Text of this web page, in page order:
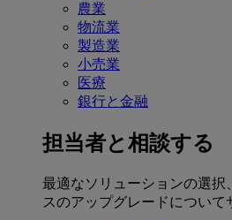
農業
物流業
製造業
小売業
医療
銀行と金融
担当者と相談する
最適なソリューションの選択
スのアップグレードについて